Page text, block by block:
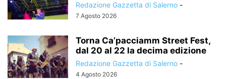
Redazione Gazzetta di Salerno -
7 Agosto 2026
Torna Ca’pacciamm Street Fest,
dal 20 al 22 la decima edizione
Redazione Gazzetta di Salerno -
4 Agosto 2026